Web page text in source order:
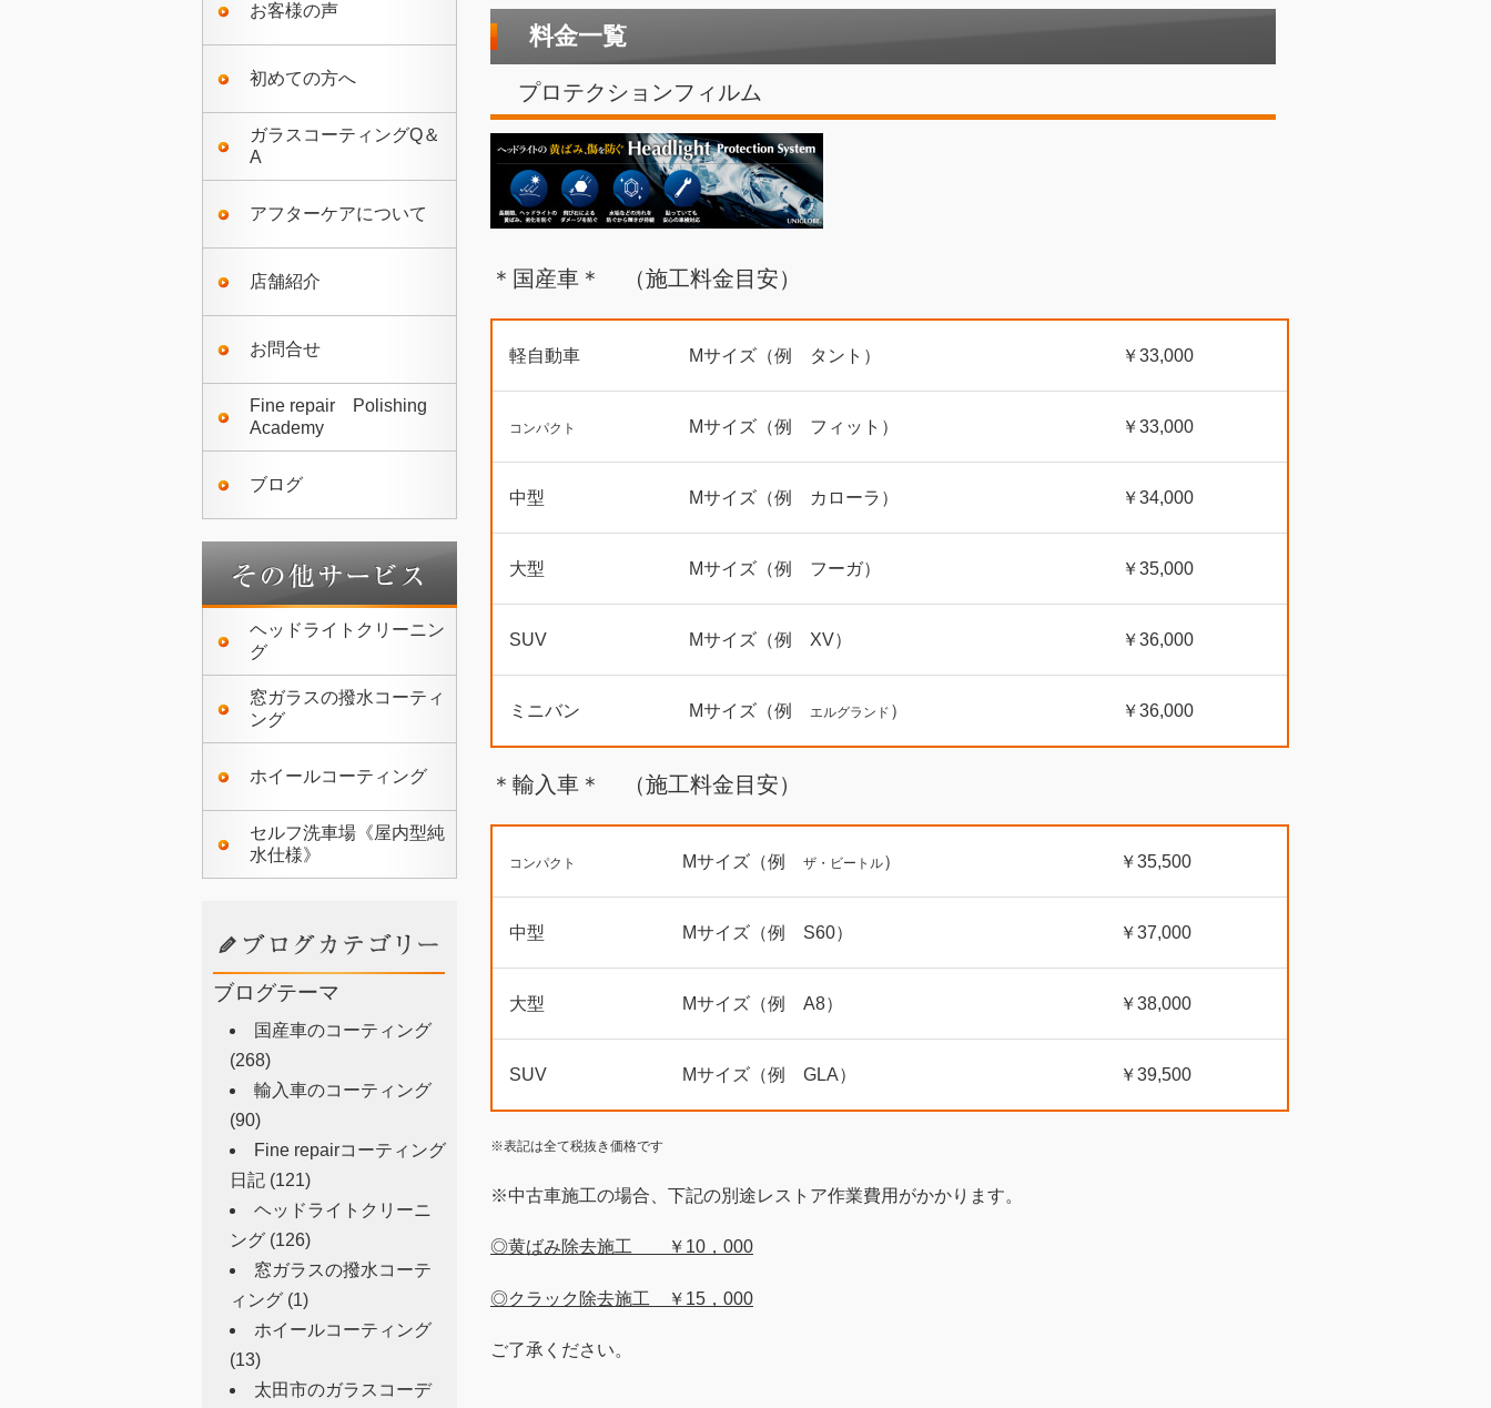
お客様の声
初めての方へ
ガラスコーティングQ＆
A
アフターケアについて
店舗紹介
お問合せ
Fine repair Polishing
Academy
ブログ
ヘッドライトクリーニン
グ
窓ガラスの撥水コーティ
ング
ホイールコーティング
セルフ洗車場《屋内型純
水仕様》
ブログテーマ
国産車のコーティング
(268)
輸入車のコーティング
(90)
Fine repairコーティング
日記 (121)
ヘッドライトクリーニ
ング (126)
窓ガラスの撥水コーテ
ィング (1)
ホイールコーティング
(13)
太田市のガラスコーデ
料金一覧
プロテクションフィルム
＊国産車＊ （施工料金目安）
軽自動車 Mサイズ（例 タント） ￥33,000
コンパクト Mサイズ（例 フィット） ￥33,000
中型 Mサイズ（例 カローラ） ￥34,000
大型 Mサイズ（例 フーガ） ￥35,000
SUV Mサイズ（例 XV） ￥36,000
ミニバン Mサイズ（例 エルグランド ） ￥36,000
＊輸入車＊ （施工料金目安）
コンパクト Mサイズ（例 ザ・ビートル） ￥35,500
中型 Mサイズ（例 S60） ￥37,000
大型 Mサイズ（例 A8） ￥38,000
SUV Mサイズ（例 GLA） ￥39,500
※表記は全て税抜き価格です
※中古車施工の場合、下記の別途レストア作業費用がかかります。
◎黄ばみ除去施工 ￥10，000
◎クラック除去施工 ￥15，000
ご了承ください。